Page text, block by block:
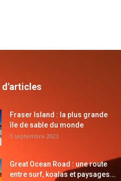
d'articles
Fraser Island : la plus grande
île de sable du monde
5 septembre 2023
Great Ocean Road : une route
entre surf, koalas et paysages...